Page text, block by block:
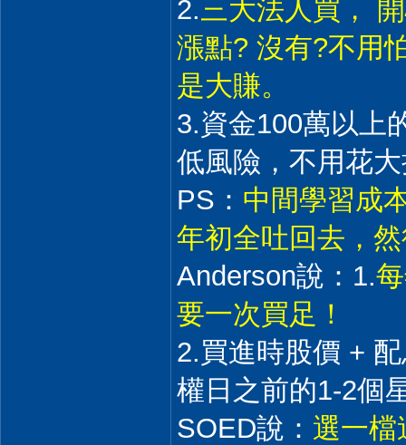
2.三大法人買，
漲點? 沒有?不用
是大賺。
3.資金100萬以上
低風險，不用花
PS： 中間學習成
年初全吐回去，
Anderson說：1.
要一次買足！
2.買進時股價 +
權日之前的1-2個
SOED說： 選一檔